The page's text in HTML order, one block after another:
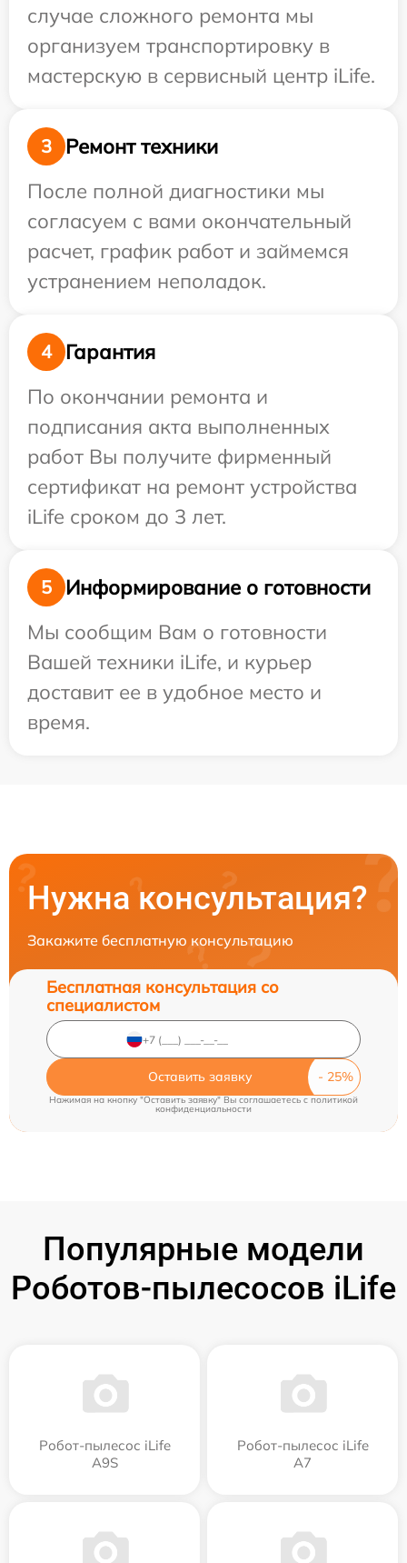
случае сложного ремонта мы
организуем транспортировку в
мастерскую в сервисный центр iLife.
3
Ремонт техники
После полной диагностики мы
согласуем с вами окончательный
расчет, график работ и займемся
устранением неполадок.
4
Гарантия
По окончании ремонта и
подписания акта выполненных
работ Вы получите фирменный
сертификат на ремонт устройства
iLife сроком до 3 лет.
5
Информирование о готовности
Мы сообщим Вам о готовности
Вашей техники iLife, и курьер
доставит ее в удобное место и
время.
Нужна консультация?
Закажите бесплатную консультацию
Бесплатная консультация со
специалистом
Оставить заявку
Нажимая на кнопку "Оставить заявку" Вы соглашаетесь c политикой
конфиденциальности
Популярные модели
Роботов-пылесосов iLife
Робот-пылесос iLife
A9S
Робот-пылесос iLife
A7